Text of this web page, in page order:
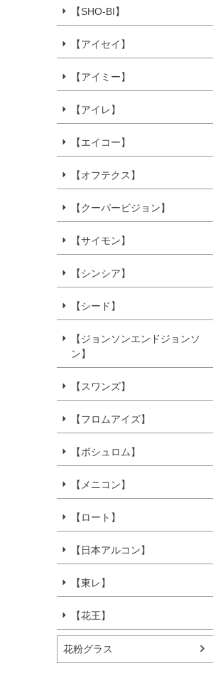
【SHO-BI】
【アイセイ】
【アイミー】
【アイレ】
【エイコー】
【オフテクス】
【クーパービジョン】
【サイモン】
【シンシア】
【シード】
【ジョンソンエンドジョンソ
ン】
【スワンズ】
【フロムアイズ】
【ボシュロム】
【メニコン】
【ロート】
【日本アルコン】
【東レ】
【花王】
花粉グラス